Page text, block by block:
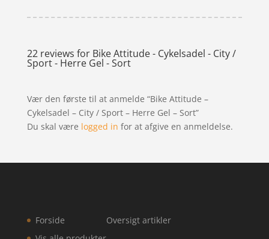
22 reviews for Bike Attitude - Cykelsadel - City /
Sport - Herre Gel - Sort
Vær den første til at anmelde “Bike Attitude –
Cykelsadel – City / Sport – Herre Gel – Sort”
Du skal være logged in for at afgive en anmeldelse.
Forside
Oversigt artikler